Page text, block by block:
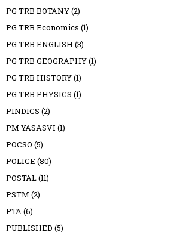
PG TRB BOTANY(2)
PG TRB Economics (1)
PG TRB ENGLISH (3)
PG TRB GEOGRAPHY(1)
PG TRB HISTORY(1)
PG TRB PHYSICS (1)
PINDICS (2)
PM YASASVI (1)
POCSO (5)
POLICE (80)
POSTAL(11)
PSTM (2)
PTA(6)
PUBLISHED (5)